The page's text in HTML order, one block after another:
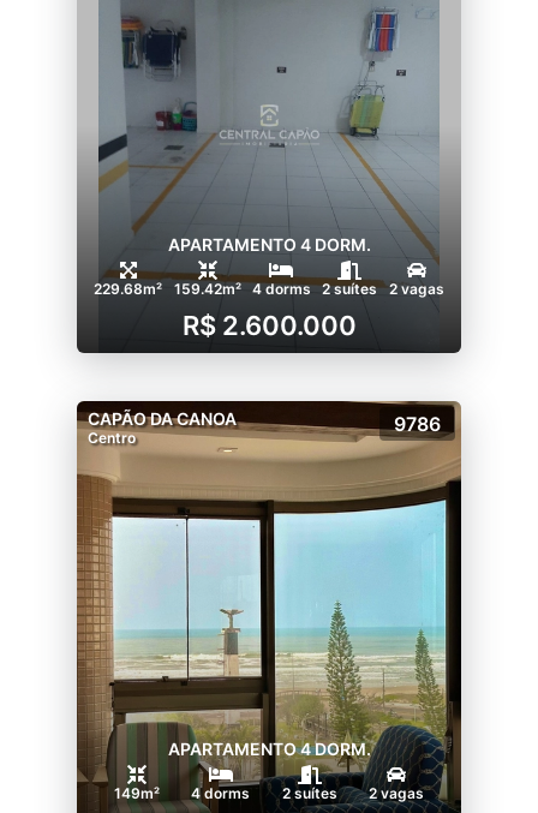
APARTAMENTO 4 DORM.
229.68m² 159.42m² 4 dorms 2 suítes 2 vagas
R$ 2.600.000
CAPÃO DA CANOA
Centro
9786
APARTAMENTO 4 DORM.
149m² 4 dorms 2 suítes 2 vagas